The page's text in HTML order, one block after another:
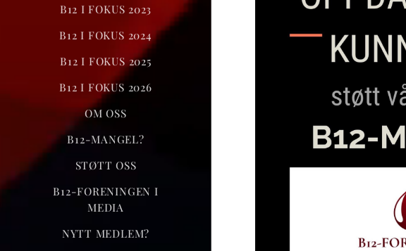
B12 I FOKUS 2023
B12 I FOKUS 2024
B12 I FOKUS 2025
B12 I FOKUS 2026
OM OSS
B12-MANGEL?
STØTT OSS
B12-FORENINGEN I
MEDIA
NYTT MEDLEM?